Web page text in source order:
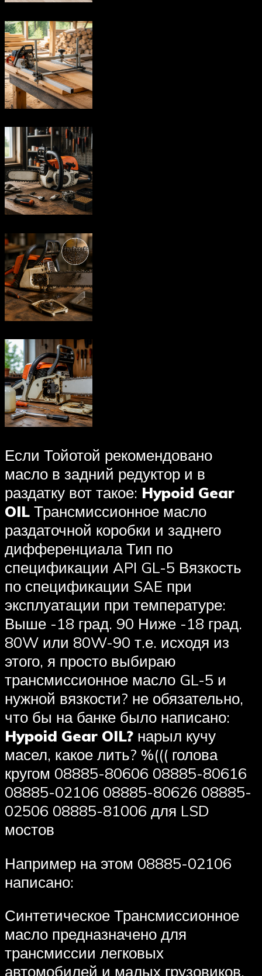
Если Тойотой рекомендовано
масло в задний редуктор и в
раздатку вот такое: Hypoid Gear
OIL Трансмиссионное масло
раздаточной коробки и заднего
дифференциала Тип по
спецификации API GL-5 Вязкость
по спецификации SAE при
эксплуатации при температуре:
Выше -18 град. 90 Ниже -18 град.
80W или 80W-90 т.е. исходя из
этого, я просто выбираю
трансмиссионное масло GL-5 и
нужной вязкости? не обязательно,
что бы на банке было написано:
Hypoid Gear OIL? нарыл кучу
масел, какое лить? %((( голова
кругом 08885-80606 08885-80616
08885-02106 08885-80626 08885-
02506 08885-81006 для LSD
мостов
Например на этом 08885-02106
написано:
Синтетическое Трансмиссионное
масло предназначено для
трансмиссии легковых
автомобилей и малых грузовиков.